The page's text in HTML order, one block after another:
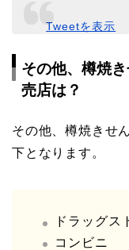
Tweetを表示
その他、樽焼
売店は？
その他、樽焼きせ
下となります。
ドラッグス
コンビニ